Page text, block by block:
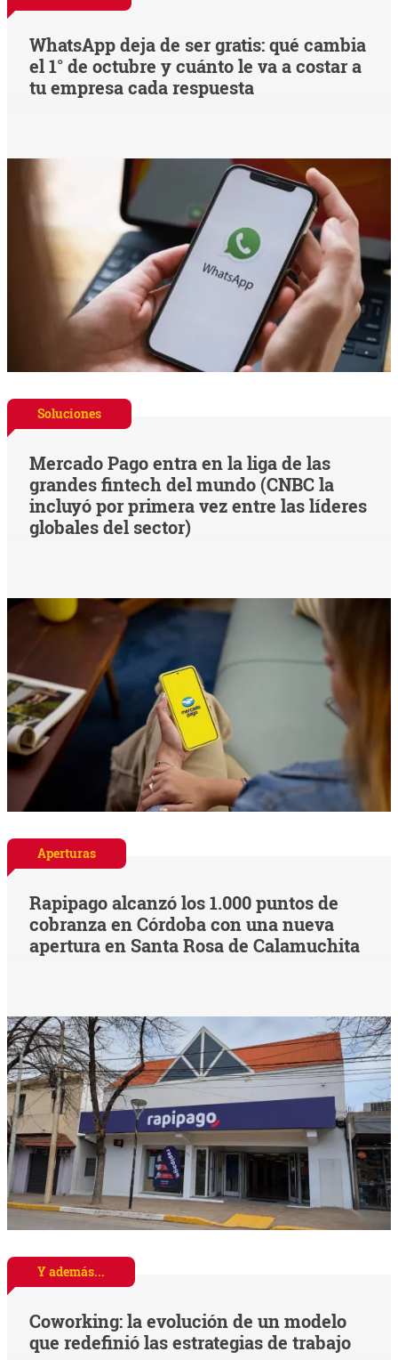
WhatsApp deja de ser gratis: qué cambia
el 1° de octubre y cuánto le va a costar a
tu empresa cada respuesta
Soluciones
Mercado Pago entra en la liga de las
grandes fintech del mundo (CNBC la
incluyó por primera vez entre las líderes
globales del sector)
Aperturas
Rapipago alcanzó los 1.000 puntos de
cobranza en Córdoba con una nueva
apertura en Santa Rosa de Calamuchita
Y además...
Coworking: la evolución de un modelo
que redefinió las estrategias de trabajo